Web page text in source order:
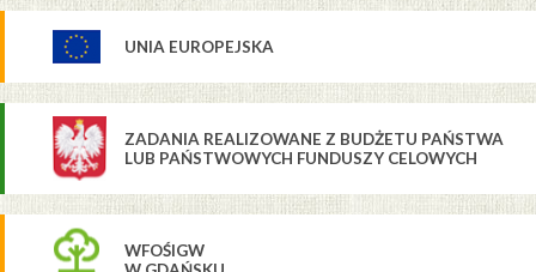
UNIA EUROPEJSKA
ZADANIA REALIZOWANE Z BUDŻETU PAŃSTWA
LUB PAŃSTWOWYCH FUNDUSZY CELOWYCH
WFOŚIGW